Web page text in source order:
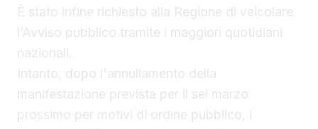
È stato infine richiesto alla Regione di veicolare
l’Avviso pubblico tramite i maggiori quotidiani
nazionali.
Intanto, dopo l'annullamento della
manifestazione prevista per il sei marzo
prossimo per motivi di ordine pubblico, i